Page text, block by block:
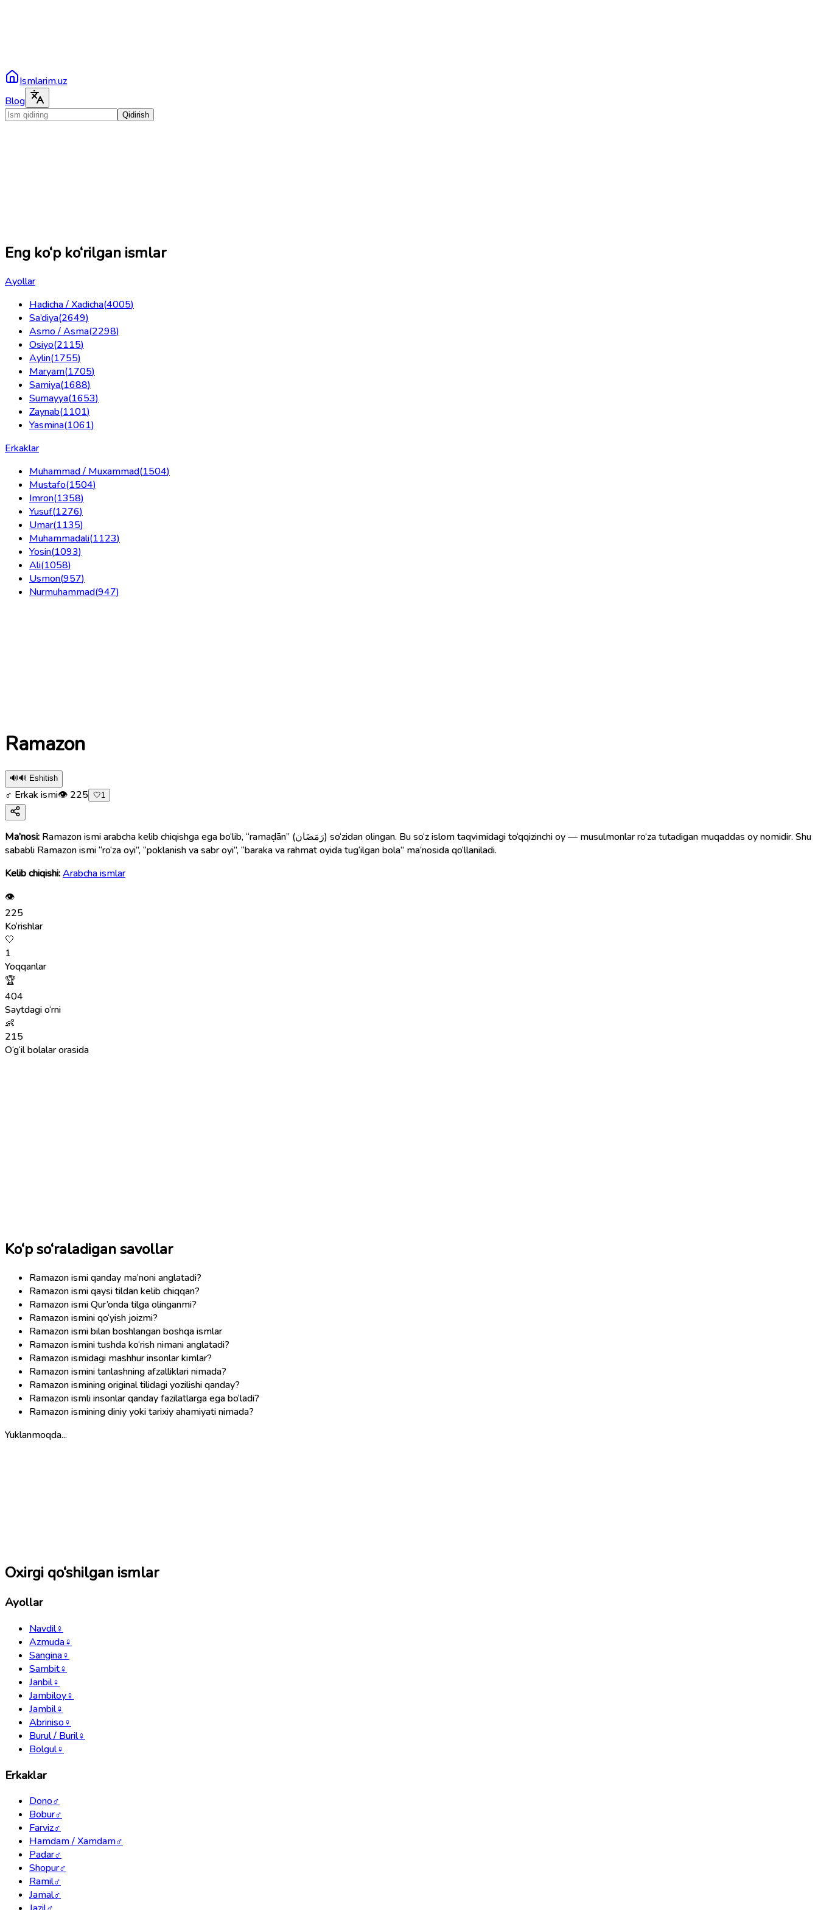
Ismlarim.uz
Blog
Qidirish
Eng ko‘p ko‘rilgan ismlar
Ayollar
Hadicha / Xadicha(4005)
Sa’diya(2649)
Asmo / Asma(2298)
Osiyo(2115)
Aylin(1755)
Maryam(1705)
Samiya(1688)
Sumayya(1653)
Zaynab(1101)
Yasmina(1061)
Erkaklar
Muhammad / Muxammad(1504)
Mustafo(1504)
Imron(1358)
Yusuf(1276)
Umar(1135)
Muhammadali(1123)
Yosin(1093)
Ali(1058)
Usmon(957)
Nurmuhammad(947)
Ramazon
🔊🔊 Eshitish
♂ Erkak ismi👁 225 🤍1
Ma’nosi: Ramazon ismi arabcha kelib chiqishga ega bo‘lib, “ramaḍān” (رَمَضَان) so‘zidan olingan. Bu so‘z islom taqvimidagi to‘qqizinchi oy — musulmonlar ro‘za tutadigan muqaddas oy nomidir. Shu
sababli Ramazon ismi “ro‘za oyi”, “poklanish va sabr oyi”, “baraka va rahmat oyida tug‘ilgan bola” ma’nosida qo‘llaniladi.
Kelib chiqishi:Arabcha ismlar
👁
225
Ko‘rishlar
🤍
1
Yoqqanlar
🏆
404
Saytdagi o‘rni
👶
215
O‘g‘il bolalar orasida
Ko‘p so‘raladigan savollar
Ramazon ismi qanday ma’noni anglatadi?
Ramazon ismi qaysi tildan kelib chiqqan?
Ramazon ismi Qur’onda tilga olinganmi?
Ramazon ismini qo‘yish joizmi?
Ramazon ismi bilan boshlangan boshqa ismlar
Ramazon ismini tushda ko‘rish nimani anglatadi?
Ramazon ismidagi mashhur insonlar kimlar?
Ramazon ismini tanlashning afzalliklari nimada?
Ramazon ismining original tilidagi yozilishi qanday?
Ramazon ismli insonlar qanday fazilatlarga ega bo‘ladi?
Ramazon ismining diniy yoki tarixiy ahamiyati nimada?
Yuklanmoqda...
Oxirgi qo‘shilgan ismlar
Ayollar
Navdil♀
Azmuda♀
Sangina♀
Sambit♀
Janbil♀
Jambiloy♀
Jambil♀
Abriniso♀
Burul / Buril♀
Bolgul♀
Erkaklar
Dono♂
Bobur♂
Farviz♂
Hamdam / Xamdam♂
Padar♂
Shopur♂
Ramil♂
Jamal♂